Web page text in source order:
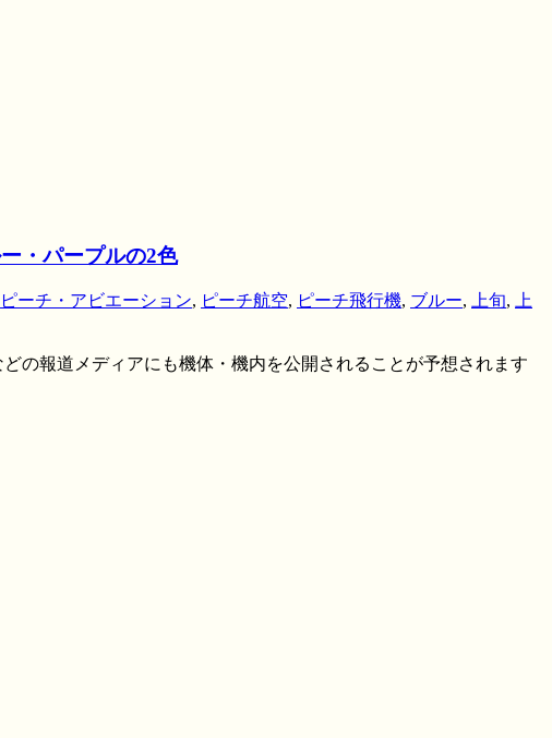
・パープルの2色
ピーチ・アビエーション, ピーチ航空, ピーチ飛行機, ブルー, 上旬,
上
の報道メディアにも機体・機内を公開されることが予想されます